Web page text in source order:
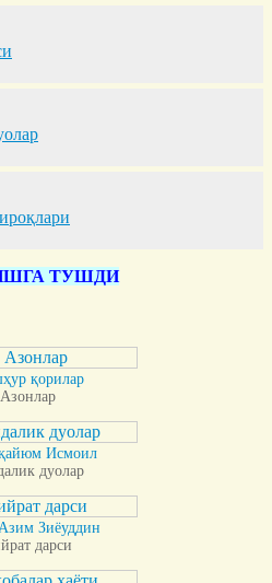
ТУШДИ
қорилар
Азонлар
Исмоил
дуолар
Зиёуддин
дарси